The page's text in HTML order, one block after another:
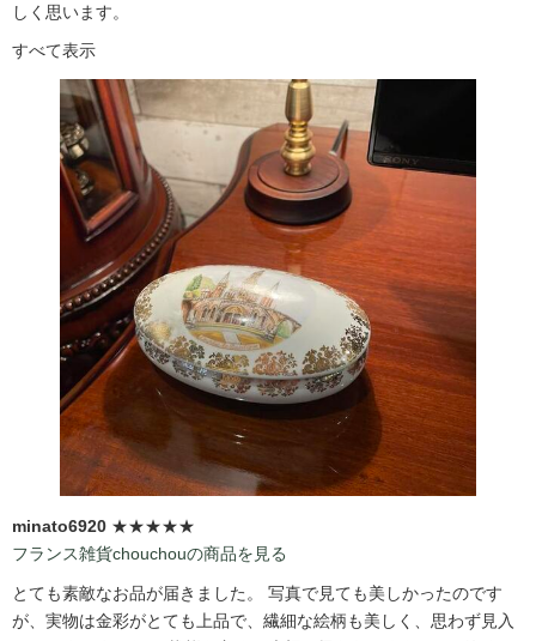
しく思います。
すべて表示
minato6920 ★★★★★
フランス雑貨chouchouの商品を見る
とても素敵なお品が届きました。 写真で見ても美しかったのです
が、実物は金彩がとても上品で、繊細な絵柄も美しく、思わず見入